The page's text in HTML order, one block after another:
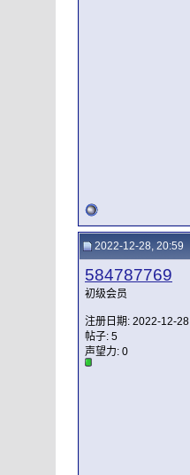
2022-12-28, 20:59
584787769
初级会员
注册日期: 2022-12-28
帖子: 5
声望力: 0